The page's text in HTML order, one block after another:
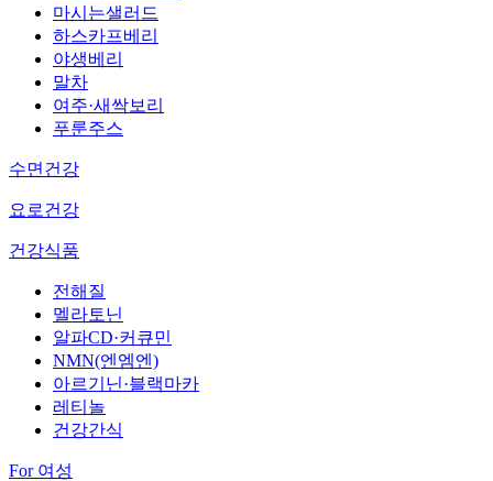
마시는샐러드
하스카프베리
야생베리
말차
여주·새싹보리
푸룬주스
수면건강
요로건강
건강식품
전해질
멜라토닌
알파CD·커큐민
NMN(엔엠엔)
아르기닌·블랙마카
레티놀
건강간식
For 여성